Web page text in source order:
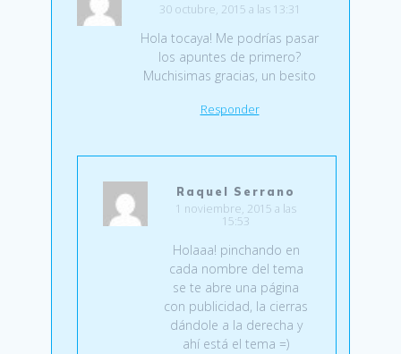
30 octubre, 2015 a las 13:31
Hola tocaya! Me podrías pasar
los apuntes de primero?
Muchisimas gracias, un besito
Responder
Raquel Serrano
1 noviembre, 2015 a las
15:53
Holaaa! pinchando en
cada nombre del tema
se te abre una página
con publicidad, la cierras
dándole a la derecha y
ahí está el tema =)